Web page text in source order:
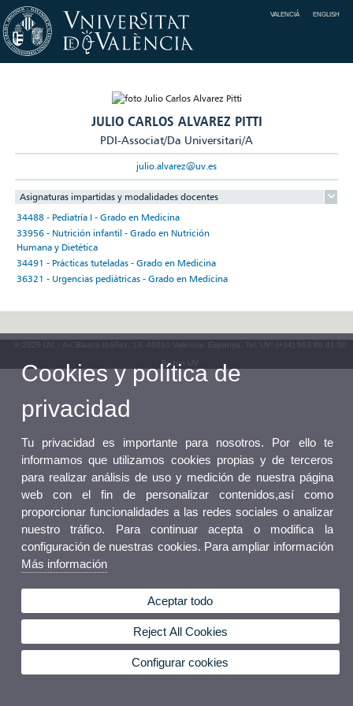
VALENCIÀ ENGLISH
JULIO CARLOS ALVAREZ PITTI
PDI-Associat/Da Universitari/A
julio.alvarez@uv.es
Asignaturas impartidas y modalidades docentes
34488 - Pediatría I - Grado en Medicina
33956 - Nutrición infantil - Grado en Nutrición
Humana y Dietética
34491 - Prácticas tuteladas - Grado en Medicina
36321 - Urgencias pediátricas - Grado en Medicina
© 2026 UV. - Av. Blasco Ibáñez, 13. 46010 València. Espanya. Tel. UV: (+34) 963 86 41 00
Buzón UV
Cookies y política de
privacidad
Tu privacidad es importante para nosotros. Por ello te
informamos que utilizamos cookies propias y de terceros
para realizar análisis de uso y medición de nuestra página
web con el fin de personalizar contenidos,así como
proporcionar funcionalidades a las redes sociales o analizar
nuestro tráfico. Para continuar acepta o modifica la
configuración de nuestras cookies. Para ampliar información
Más información
Aceptar todo
Reject All Cookies
Configurar cookies